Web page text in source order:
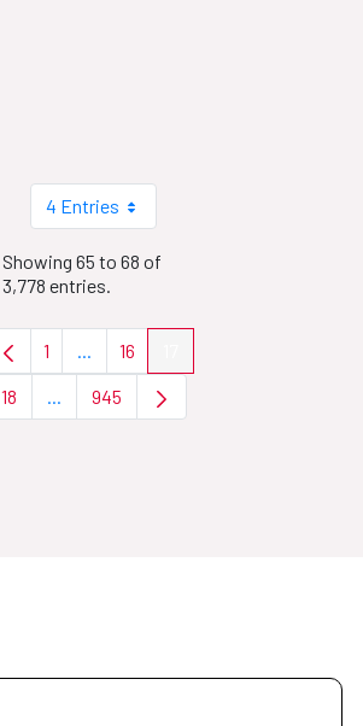
4 Entries
Showing 65 to 68 of
3,778 entries.
Page
1 ...Intermediate Pages Use TAB to
Page
16
Page
18 ...Intermediate Pages Use TAB to
Page
945